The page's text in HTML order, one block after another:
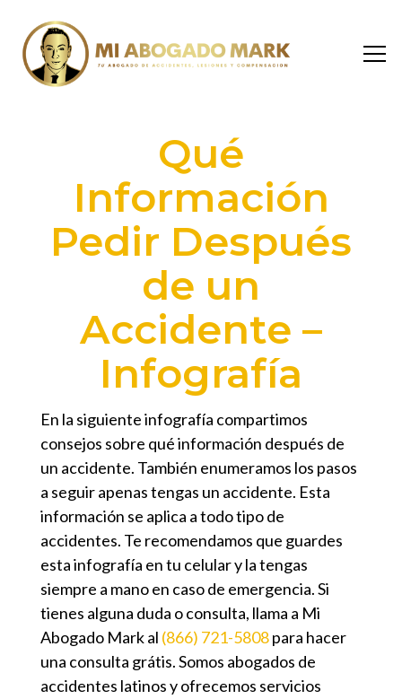
Qué
Información
Pedir Después
de un
Accidente –
Infografía
En la siguiente infografía compartimos
consejos sobre qué información después de
un accidente. También enumeramos los pasos
a seguir apenas tengas un accidente. Esta
información se aplica a todo tipo de
accidentes. Te recomendamos que guardes
esta infografía en tu celular y la tengas
siempre a mano en caso de emergencia. Si
tienes alguna duda o consulta, llama a Mi
Abogado Markal (866) 721-5808para hacer
una consulta grátis. Somos abogados de
accidentes latinos y ofrecemos servicios